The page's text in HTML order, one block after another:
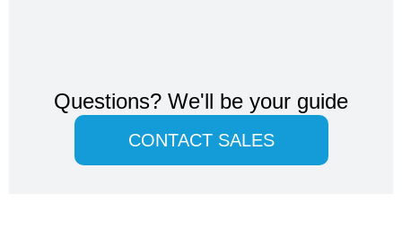
Questions? We'll be your guide
CONTACT SALES